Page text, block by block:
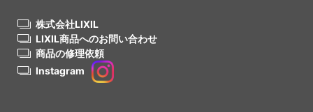
株式会社LIXIL
LIXIL商品へのお問い合わせ
商品の修理依頼
Instagram